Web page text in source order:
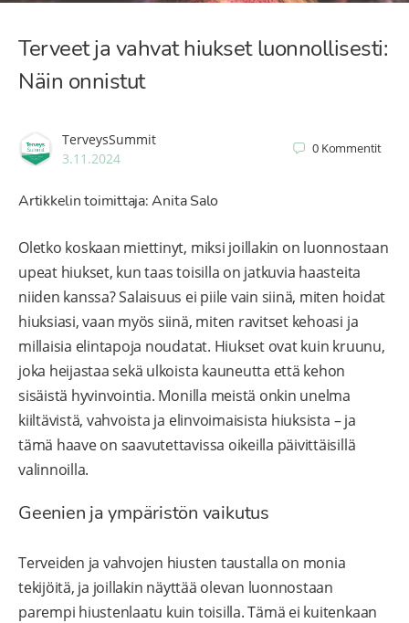
Terveet ja vahvat hiukset luonnollisesti:
Näin onnistut
TerveysSummit
3.11.2024
0 Kommentit
Artikkelin toimittaja: Anita Salo
Oletko koskaan miettinyt, miksi joillakin on luonnostaan
upeat hiukset, kun taas toisilla on jatkuvia haasteita
niiden kanssa? Salaisuus ei piile vain siinä, miten hoidat
hiuksiasi, vaan myös siinä, miten ravitset kehoasi ja
millaisia elintapoja noudatat. Hiukset ovat kuin kruunu,
joka heijastaa sekä ulkoista kauneutta että kehon
sisäistä hyvinvointia. Monilla meistä onkin unelma
kiiltävistä, vahvoista ja elinvoimaisista hiuksista – ja
tämä haave on saavutettavissa oikeilla päivittäisillä
valinnoilla.
Geenien ja ympäristön vaikutus
Terveiden ja vahvojen hiusten taustalla on monia
tekijöitä, ja joillakin näyttää olevan luonnostaan
parempi hiustenlaatu kuin toisilla. Tämä ei kuitenkaan